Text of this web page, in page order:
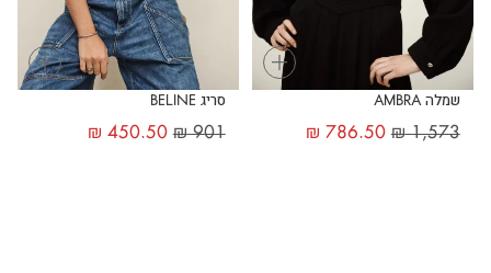
+
שמלה AMBRA
₪1,573
₪ 786.50
+
סריג BELINE
₪901
₪ 450.50